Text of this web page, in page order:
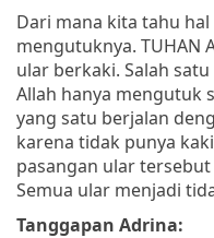
Dari mana kita tahu
mengutuknya. TUHAN
ular berkaki. Salah
Allah hanya mengutuk
yang satu berjalan
karena tidak punya
pasangan ular
Semua ular menjadi
Tanggapan Adrina: